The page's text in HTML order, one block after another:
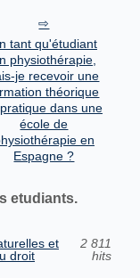
tant qu'étudiant
physiothérapie,
je recevoir une
théorique
dans une
école de
en
Espagne ?
etudiants.
et
droit
2 811
hits